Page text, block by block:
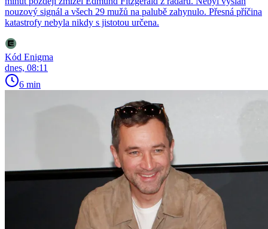
nouzový signál a všech 29 mužů na palubě zahynulo. Přesná příčina
katastrofy nebyla nikdy s jistotou určena.
Kód Enigma
dnes, 08:11
6 min